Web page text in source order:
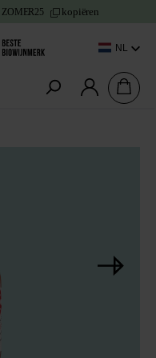
ZOMER25 kopiëren
NL